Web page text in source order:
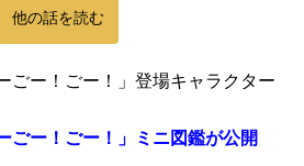
ォーマー』は毎月月末にアップされます。よろし
他の話を読む
ごー！ごー！」登場キャラクター
ごー！ごー！」ミニ図鑑が公開